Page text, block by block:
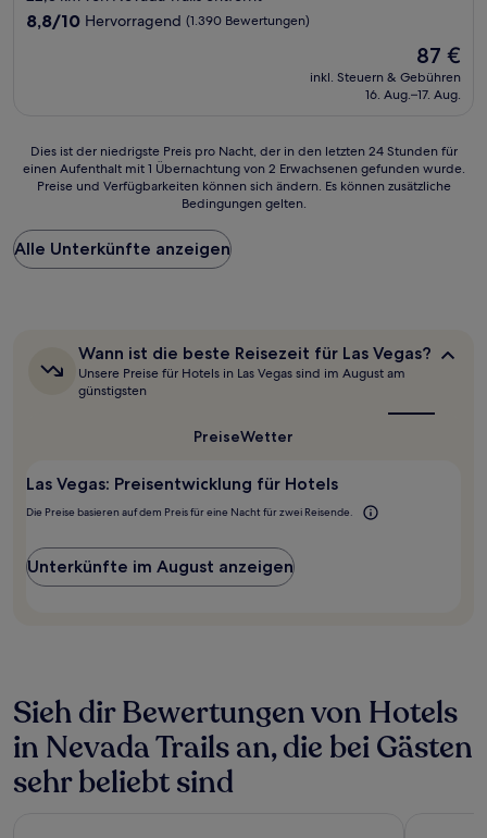
Unterkunft
8.8
8,8/10 Hervorragend (1.390 Bewertungen)
Der
Preis
beträgt
87 €
inkl. Steuern & Gebühren
16. Aug.–17. Aug.
Dies
ist
Preis
pro
Nacht,
24 Stunden
von
2 Erwachsenen
wurde.
Preise
und
können
zusätzliche
Bedingungen
gelten.
Dies ist der niedrigste Preis pro Nacht, der in den letzten 24 Stunden für
einen Aufenthalt mit 1 Übernachtung von 2 Erwachsenen gefunden wurde.
Preise und Verfügbarkeiten können sich ändern. Es können zusätzliche
Bedingungen gelten.
Alle Unterkünfte anzeigen
Wann
ist
die
beste
Wann ist die beste Reisezeit für Las Vegas?
Unsere Preise für Hotels in Las Vegas sind im August am
günstigsten
PreiseWetter
Las Vegas: Preisentwicklung für Hotels
Die Preise basieren auf dem Preis für eine Nacht für zwei Reisende.
Unterkünfte im August anzeigen
Sieh dir Bewertungen von Hotels
in Nevada Trails an, die bei Gästen
sehr beliebt sind